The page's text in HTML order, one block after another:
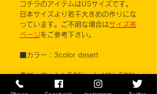
コチラのアイテムはUSサイズです。
日本サイズより若干大きめの作りにな
っています。ご不明な場合はサイズ表
ページをご参考下さい。
■カラー：3color desert
素材 コットン50% ナイロン50%
PROPPER INTERNATIONAL, INC.